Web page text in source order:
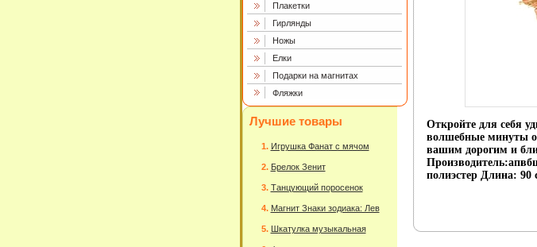
Плакетки
Гирлянды
Ножы
Елки
Подарки на магнитах
Фляжки
Лучшие товары
Игрушка Фанат с мячом
Брелок Зенит
Танцующий поросенок
Магнит Знаки зодиака: Лев
Шкатулка музыкальная
Откройте для себя
волшебные минуты
вашим дорогим и
полиэстер Длина: